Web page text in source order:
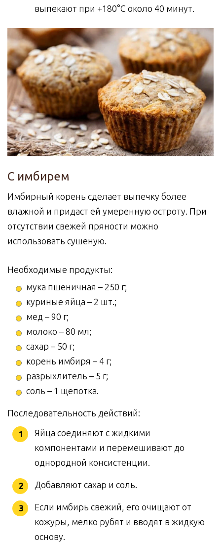
выпекают при +180°C около 40 минут.
С имбирем
Имбирный корень сделает выпечку более
влажной и придаст ей умеренную остроту. При
отсутствии свежей пряности можно
использовать сушеную.
Необходимые продукты:
мука пшеничная – 250 г;
куриные яйца – 2 шт.;
мед – 90 г;
молоко – 80 мл;
сахар – 50 г;
корень имбиря – 4 г;
разрыхлитель – 5 г;
соль – 1 щепотка.
Последовательность действий:
Яйца соединяют с жидкими
компонентами и перемешивают до
однородной консистенции.
Добавляют сахар и соль.
Если имбирь свежий, его очищают от
кожуры, мелко рубят и вводят в жидкую
основу.